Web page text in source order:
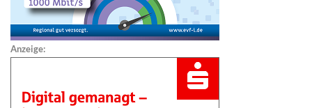
Anzeige: